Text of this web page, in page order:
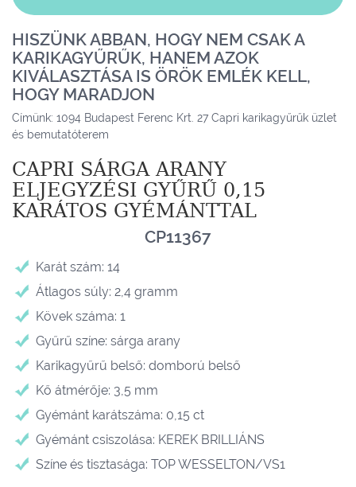
HISZÜNK ABBAN, HOGY NEM CSAK A
KARIKAGYŰRŰK, HANEM AZOK
KIVÁLASZTÁSA IS ÖRÖK EMLÉK KELL,
HOGY MARADJON
Címünk: 1094 Budapest Ferenc Krt. 27 Capri karikagyűrűk üzlet
és bemutatóterem
CAPRI SÁRGA ARANY
ELJEGYZÉSI GYŰRŰ 0,15
KARÁTOS GYÉMÁNTTAL
CP11367
Karát szám: 14
Átlagos súly: 2,4 gramm
Kövek száma: 1
Gyűrű színe: sárga arany
Karikagyűrű belső: domború belső
Kő átmérője: 3,5 mm
Gyémánt karátszáma: 0,15 ct
Gyémánt csiszolása: KEREK BRILLIÁNS
Színe és tisztasága: TOP WESSELTON/VS1